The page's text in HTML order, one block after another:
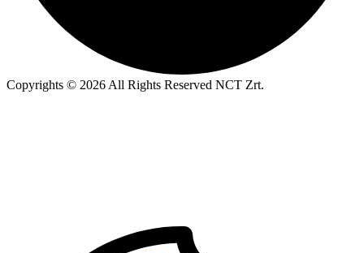
Copyrights © 2026 All Rights Reserved NCT Zrt.